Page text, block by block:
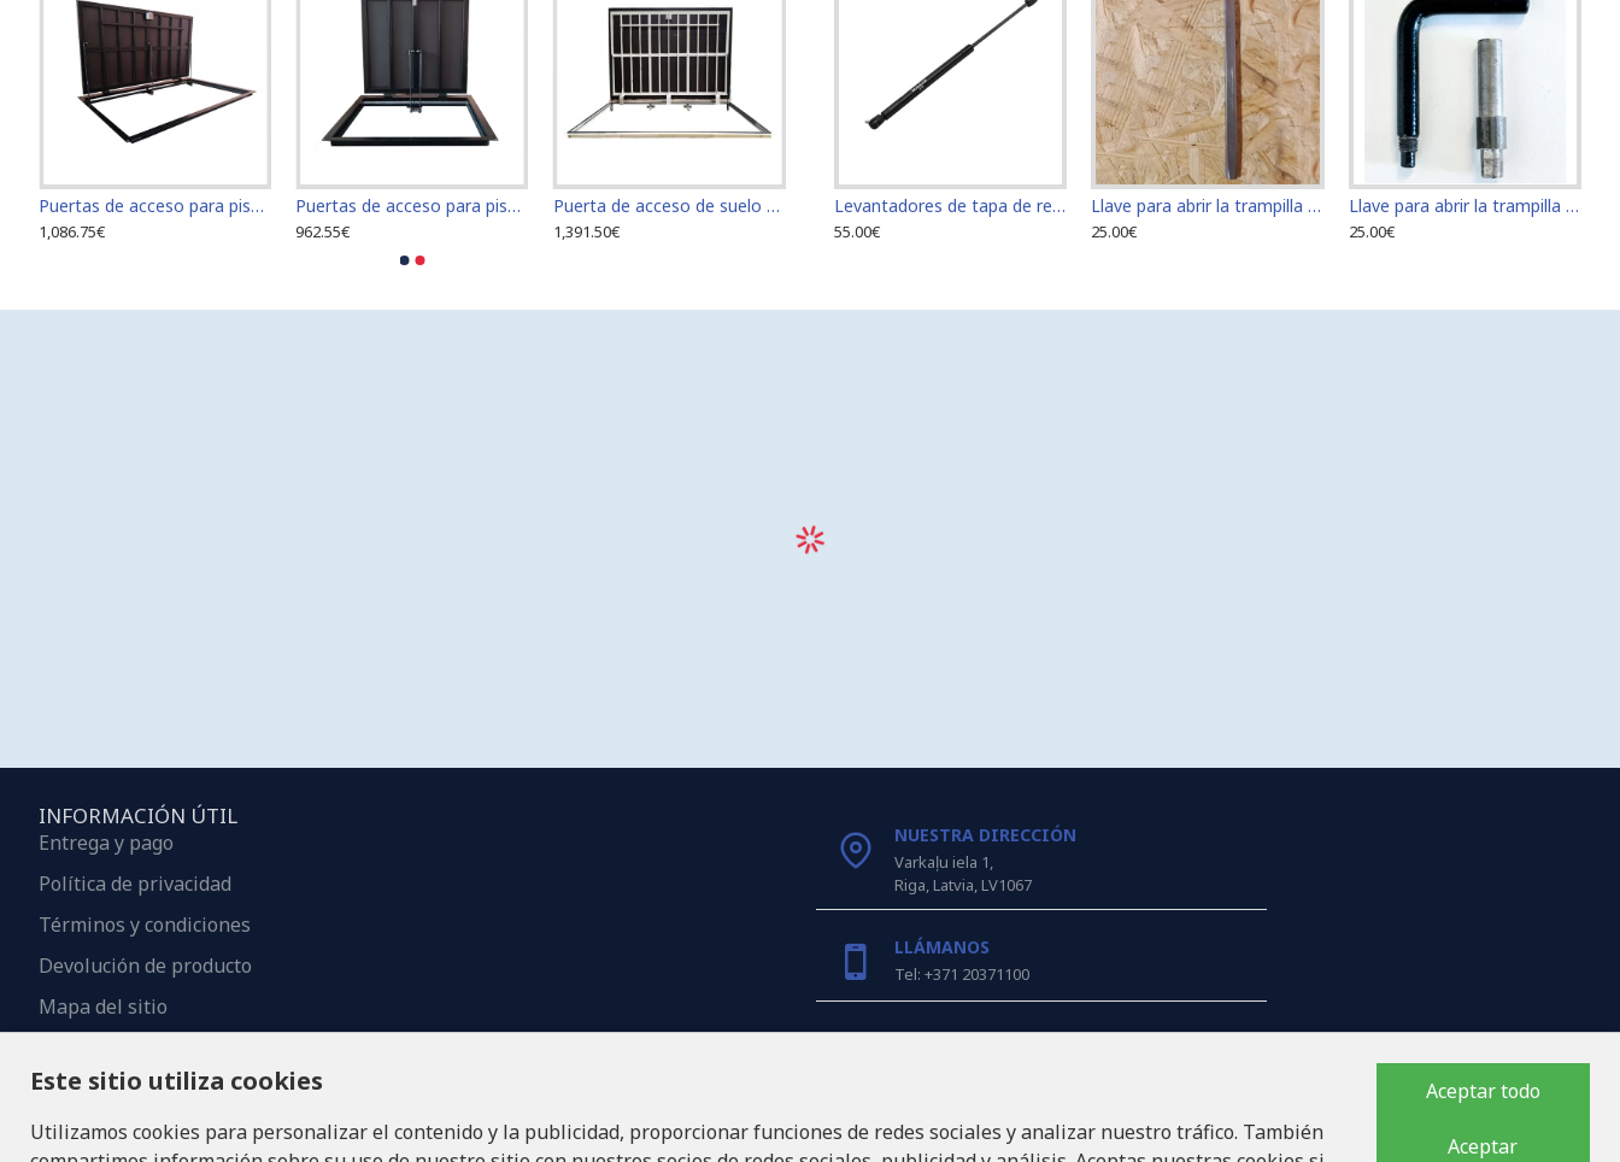
Puertas de acceso para piso tamaño 80 cm x 120 cm "H"
1,086.75€
Puertas de acceso para piso tamaño 70 cm x 80 cm "H"
962.55€
Puerta de acceso de suelo 80 cm x 80 cm "H" de acero inoxidable para interior y exterior
1,391.50€
Levantadores de tapa de registro (amortiguadores) 60 cm
55.00€
Llave para abrir la trampilla del suelo
25.00€
Llave para abrir la trampilla del suelo
25.00€
INFORMACIÓN ÚTIL
Entrega y pago
Política de privacidad
Términos y condiciones
Devolución de producto
Mapa del sitio
NUESTRA DIRECCIÓN
Varkaļu iela 1,
Riga, Latvia, LV1067
LLÁMANOS
Tel: +371 20371100
INFO@LUKONS.COM
DETALLES DE LA COMPAÑÍA
RITONE SIA
Este sitio utiliza cookies
Utilizamos cookies para personalizar el contenido y la publicidad, proporcionar funciones de redes sociales y analizar nuestro tráfico. También
Aceptar todo
Aceptar